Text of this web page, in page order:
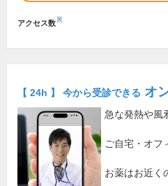
アクセス数※
【 24h 】 今から受診できる オ
急な発熱や風
ご自宅・オフ
お薬はお近く